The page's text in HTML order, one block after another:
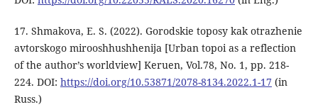
17. Shmakova, E. S. (2022). Gorodskie toposy kak otrazhenie
avtorskogo mirooshhushhenija [Urban topoi as a reflection
of the author’s worldview] Keruen, Vol.78, No. 1, pp. 218-
224. DOI: https://doi.org/10.53871/2078-8134.2022.1-17 (in
Russ.)